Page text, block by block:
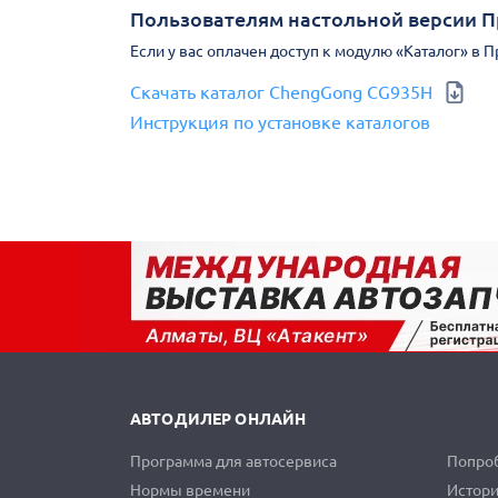
Пользователям настольной версии
Если у вас оплачен доступ к модулю «Каталог» в
Скачать каталог ChengGong CG935H
Инструкция по установке каталогов
АВТОДИЛЕР ОНЛАЙН
Программа для автосервиса
Нормы времени